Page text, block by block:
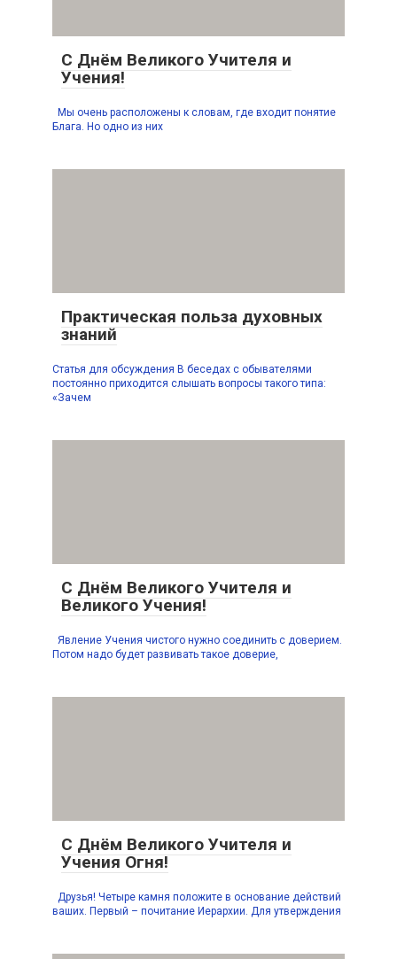
С Днём Великого Учителя и
Учения!
Мы очень расположены к словам, где входит понятие
Блага. Но одно из них
Практическая польза духовных
знаний
Статья для обсуждения В беседах с обывателями
постоянно приходится слышать вопросы такого типа:
«Зачем
С Днём Великого Учителя и
Великого Учения!
Явление Учения чистого нужно соединить с доверием.
Потом надо будет развивать такое доверие,
С Днём Великого Учителя и
Учения Огня!
Друзья! Четыре камня положите в основание действий
ваших. Первый – почитание Иерархии. Для утверждения